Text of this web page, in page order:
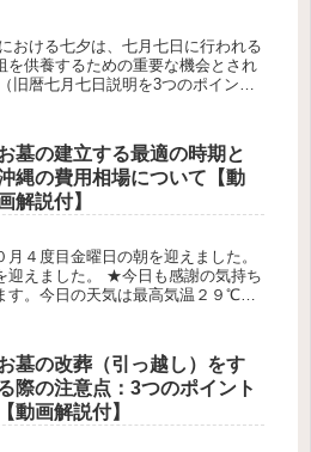
おける七夕は、七月七日に行われる
を供養するための重要な機会とされ
旧暦七月七日説明を3つのポイント
墓の建立する最適の時期と
縄の費用相場について【動
解説付】
４度目金曜日の朝を迎えました。
迎えました。 ★今日も感謝の気持ち
す。今日の天気は最高気温２９℃最
墓の改葬（引っ越し）をす
際の注意点：3つのポイント
【動画解説付】